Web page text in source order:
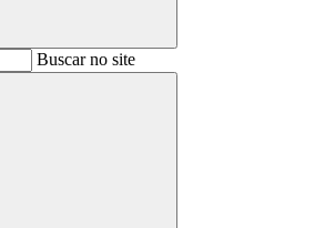
BuscarBuscar no site